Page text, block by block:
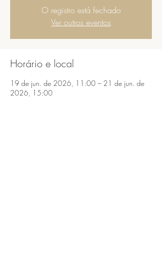
O registro está fechado
Ver outros eventos
Horário e local
19 de jun. de 2026, 11:00 – 21 de jun. de
2026, 15:00